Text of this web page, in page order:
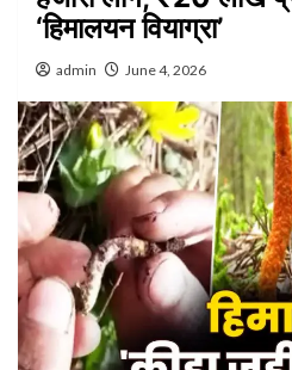
‘हिमालयन वियाग्रा’
admin June 4, 2026